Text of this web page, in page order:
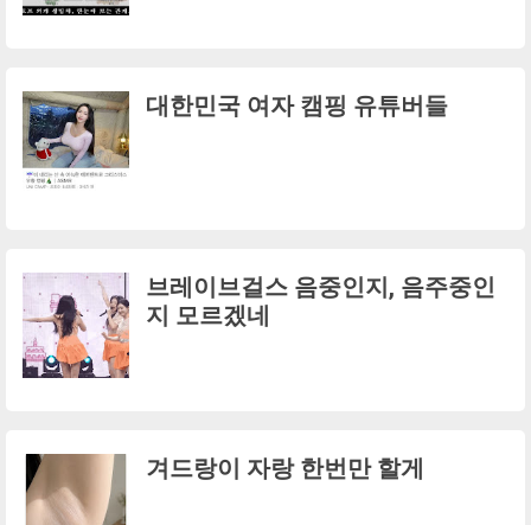
대한민국 여자 캠핑 유튜버들
브레이브걸스 음중인지, 음주중인
지 모르겠네
겨드랑이 자랑 한번만 할게